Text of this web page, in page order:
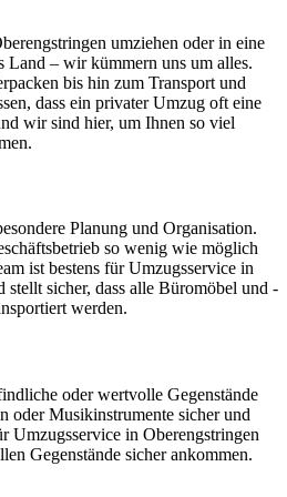
umziehen oder in eine
Land – wir kümmern uns um alles.
bis hin zum Transport und
dass ein privater Umzug oft eine
wir sind hier, um Ihnen so viel
Planung und Organisation.
so wenig wie möglich
ist bestens für Umzugsservice in
stellt sicher, dass alle Büromöbel und -
werden.
oder wertvolle Gegenstände
oder Musikinstrumente sicher und
Umzugsservice in Oberengstringen
Gegenstände sicher ankommen.